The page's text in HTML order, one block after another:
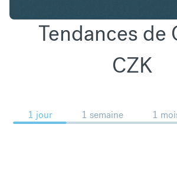
Tendances de
CZK
1 jour 1 semaine 1